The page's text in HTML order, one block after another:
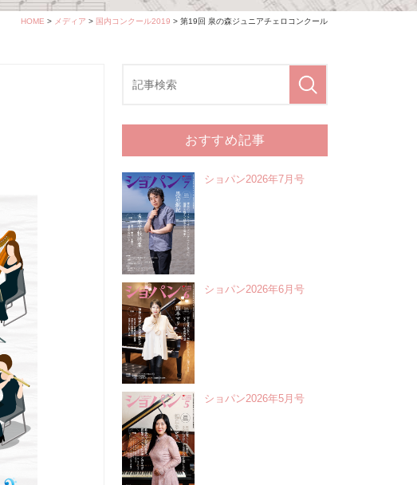
HOME > メディア > 国内コンクール2019 > 第19回 泉の森ジュニアチェロコンクール
おすすめ記事
ショパン2026年7月号
ショパン2026年6月号
ショパン2026年5月号